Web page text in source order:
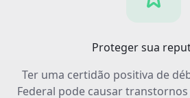
Proteger sua
Ter uma certidão positiva de
Federal pode causar